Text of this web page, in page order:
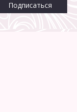
Подписаться